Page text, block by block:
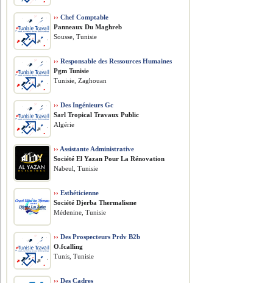
›› Chef Comptable
Panneaux Du Maghreb
Sousse, Tunisie
›› Responsable des Ressources Humaines
Pgm Tunisie
Tunisie, Zaghouan
›› Des Ingénieurs Gc
Sarl Tropical Travaux Public
Algérie
›› Assistante Administrative
Société El Yazan Pour La Rénovation
Nabeul, Tunisie
›› Esthéticienne
Société Djerba Thermalisme
Médenine, Tunisie
›› Des Prospecteurs Prdv B2b
O.fcalling
Tunis, Tunisie
›› Des Cadres